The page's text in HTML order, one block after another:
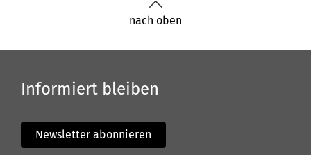
nach oben
Informiert bleiben
Newsletter abonnieren